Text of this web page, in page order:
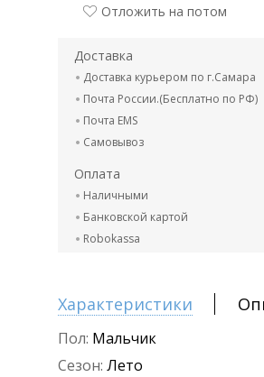
Отложить на потом
Доставка
Доставка курьером по г.Самара
Почта России.(Бесплатно по РФ)
Почта EMS
Самовывоз
Оплата
Наличными
Банковской картой
Robokassa
Характеристики
Пол: Мальчик
Сезон: Лето